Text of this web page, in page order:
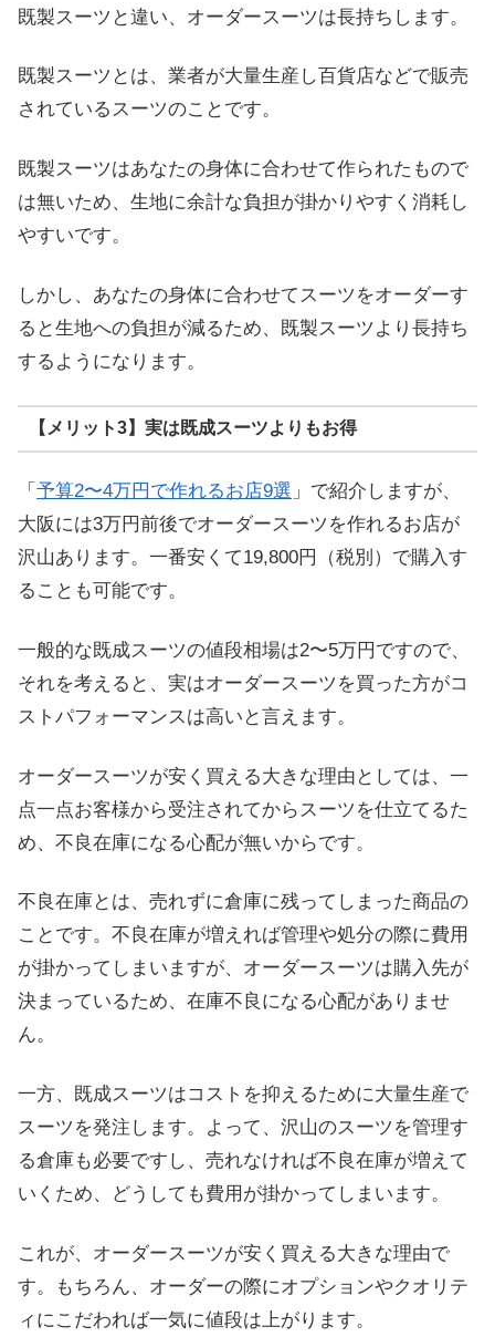
既製スーツと違い、オーダースーツは長持ちします。
既製スーツとは、業者が大量生産し百貨店などで販売
されているスーツのことです。
既製スーツはあなたの身体に合わせて作られたもので
は無いため、生地に余計な負担が掛かりやすく消耗し
やすいです。
しかし、あなたの身体に合わせてスーツをオーダーす
ると生地への負担が減るため、既製スーツより長持ち
するようになります。
【メリット3】実は既成スーツよりもお得
「 予算2〜4万円で作れるお店9選 」で紹介しますが、
大阪には3万円前後でオーダースーツを作れるお店が
沢山あります。一番安くて19,800円（税別）で購入す
ることも可能です。
一般的な既成スーツの値段相場は2〜5万円ですので、
それを考えると、実はオーダースーツを買った方がコ
ストパフォーマンスは高いと言えます。
オーダースーツが安く買える大きな理由としては、一
点一点お客様から受注されてからスーツを仕立てるた
め、不良在庫になる心配が無いからです。
不良在庫とは、売れずに倉庫に残ってしまった商品の
ことです。不良在庫が増えれば管理や処分の際に費用
が掛かってしまいますが、オーダースーツは購入先が
決まっているため、在庫不良になる心配がありませ
ん。
一方、既成スーツはコストを抑えるために大量生産で
スーツを発注します。よって、沢山のスーツを管理す
る倉庫も必要ですし、売れなければ不良在庫が増えて
いくため、どうしても費用が掛かってしまいます。
これが、オーダースーツが安く買える大きな理由で
す。もちろん、オーダーの際にオプションやクオリテ
ィにこだわれば一気に値段は上がります。